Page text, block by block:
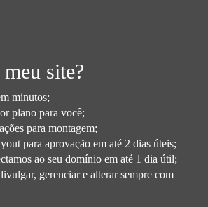
site?
minutos;
plano para você;
para montagem;
para aprovação em até 2 dias úteis;
ao seu domínio em até 1 dia útil;
gerenciar e alterar sempre com